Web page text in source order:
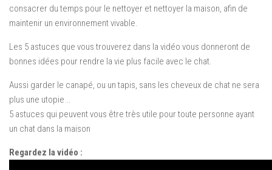
consacrer du temps pour le nettoyer et nettoyer la maison, afin de
maintenir un environnementvivable.
Les 5 astuces que vous trouverez dans la vidéo vous donneront de
bonnes idées pour rendre la vie plus facile avec le chat.
Aussi garder le canapé, ou un tapis, sans les cheveux de chat ne sera
plus une utopie ..
5 astuces qui peuventvous être très utile pourtoute personne ayant
un chat dans la maison
Regardez la vidéo :